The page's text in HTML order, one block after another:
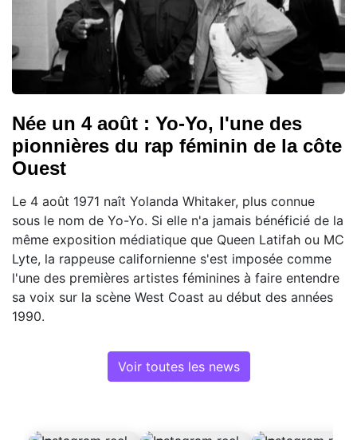
Née un 4 août : Yo-Yo, l'une des
pionnières du rap féminin de la côte
Ouest
Le 4 août 1971 naît Yolanda Whitaker, plus connue
sous le nom de Yo-Yo. Si elle n'a jamais bénéficié de la
même exposition médiatique que Queen Latifah ou MC
Lyte, la rappeuse californienne s'est imposée comme
l'une des premières artistes féminines à faire entendre
sa voix sur la scène West Coast au début des années
1990.
Voir toutes les news